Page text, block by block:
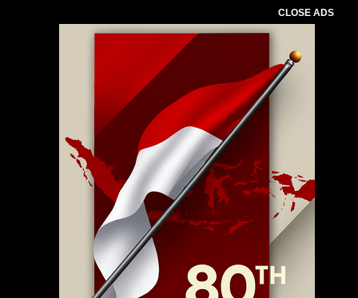
CLOSE ADS